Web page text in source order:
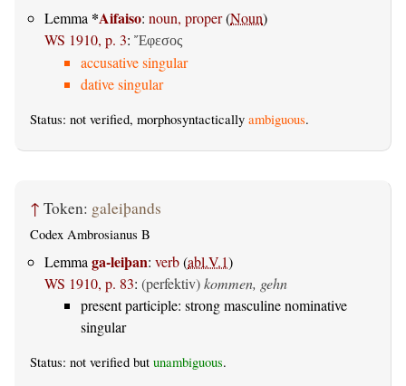
Lemma *Aifaiso: noun, proper(Noun)
WS 1910, p. 3: Ἔφεσος
accusative singular
dative singular
Status: not verified, morphosyntactically ambiguous.
↑ Token: galeiþands
Codex Ambrosianus B
Lemmaga-leiþan: verb(abl.V.1)
WS 1910, p. 83: (perfektiv)kommen, gehn
present participle: strong masculine nominative
singular
Status: not verified but unambiguous.